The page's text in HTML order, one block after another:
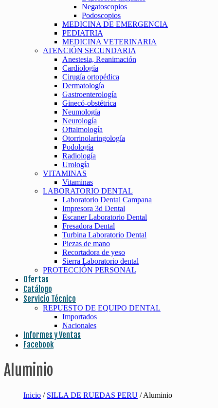
Negatoscopios
Podoscopios
MEDICINA DE EMERGENCIA
PEDIATRIA
MEDICINA VETERINARIA
ATENCIÓN SECUNDARIA
Anestesia, Reanimación
Cardiología
Cirugía ortopédica
Dermatología
Gastroenterología
Ginecó-obstétrica
Neumología
Neurología
Oftalmología
Otorrinolaringología
Podología
Radiología
Urología
VITAMINAS
Vitaminas
LABORATORIO DENTAL
Laboratorio Dental Campana
Impresora 3d Dental
Escaner Laboratorio Dental
Fresadora Dental
Turbina Laboratorio Dental
Piezas de mano
Recortadora de yeso
Sierra Laboratorio dental
PROTECCIÓN PERSONAL
Ofertas
Catálogo
Servicio Técnico
REPUESTO DE EQUIPO DENTAL
Importados
Nacionales
Informes y Ventas
Facebook
Aluminio
Inicio / SILLA DE RUEDAS PERU / Aluminio